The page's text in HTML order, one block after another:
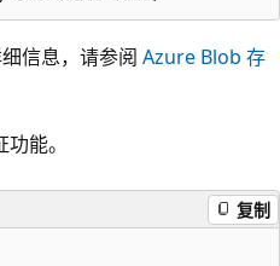
信息，请参阅 Azure Blob 存
能。
复制